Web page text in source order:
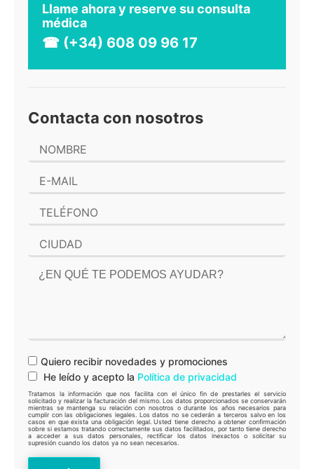
Llame ahora y reserve su consulta
médica
☎ (+34) 608 09 96 17
Contacta con nosotros
Quiero recibir novedades y promociones
He leído y acepto la Política de privacidad
Tratamos la información que nos facilita con el único fin de prestarles el servicio
solicitado y realizar la facturación del mismo. Los datos proporcionados se conservarán
mientras se mantenga su relación con nosotros o durante los años necesarios para
cumplir con las obligaciones legales. Los datos no se cederán a terceros salvo en los
casos en que exista una obligación legal. Usted tiene derecho a obtener confirmación
sobre si estamos tratando correctamente sus datos facilitados, por tanto tiene derecho
a acceder a sus datos personales, rectificar los datos inexactos o solicitar su
supresión cuando los datos ya no sean necesarios.